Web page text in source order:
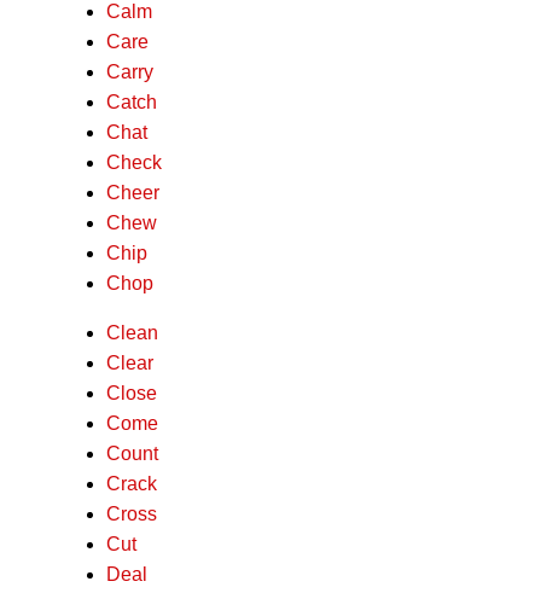
Calm
Care
Carry
Catch
Chat
Check
Cheer
Chew
Chip
Chop
Clean
Clear
Close
Come
Count
Crack
Cross
Cut
Deal